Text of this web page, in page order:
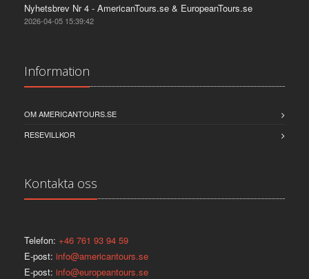
Nyhetsbrev Nr 4 - AmericanTours.se & EuropeanTours.se
2026-04-05 15:39:42
Information
OM AMERICANTOURS.SE
RESEVILLKOR
Kontakta oss
Telefon: +46 761 93 94 59
E-post: info@americantours.se
E-post: info@europeantours.se